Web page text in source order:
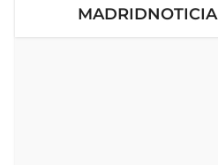
MADRIDNOTICIA